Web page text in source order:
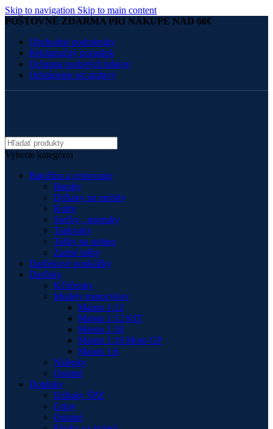
Skip to navigation Skip to main content
POŠTOVNÉ ZDARMA PRI NÁKUPE NAD 60€
Obchodné podmienky
Reklamačný poriadok
Ochrana osobných údajov
Odstúpenie od zmluvy
Vyberte kategóriu
Batožina a cestovanie
Batohy
Držiaky na mobily
Kufre
Sieťky , popruhy
Tankvaky
Tašky na stehno
Zadné tašky
Darčekové poukážky
Darčeky
Kľúčenky
Modely motocykov
Maisto 1:12
Maisto 1:12 KIT
Maisto 1:18
Maisto 1:18 Moto GP
Maisto 1:6
Nálepky
Ostatné
Doplnky
Držiaky ŠPZ
Gripy
Ostatné